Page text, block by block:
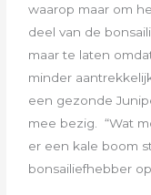
waarop maar om
deel van de
maar te laten
minder
een gezonde
mee bezig.“Wat
er een kale boom
bonsailiefhebber